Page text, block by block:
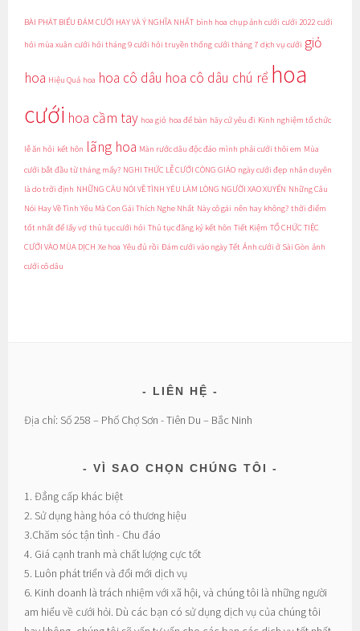
BÀI PHÁT BIỂU ĐÁM CƯỚI HAY VÀ Ý NGHĨA NHẤT bình hoa chụp ảnh cưới cưới 2022 cưới
hỏi mùa xuân cưới hỏi tháng 9 cưới hỏi truyền thống cưới tháng 7 dịch vụ cưới giỏ
hoa Hiệu Quả hoa hoa cô dâu hoa cô dâu chú rể hoa
cưới hoa cầm tay hoa giỏ hoa để bàn hãy cứ yêu đi Kinh nghiệm tổ chức
lễ ăn hỏi kết hôn lãng hoa Màn rước dâu độc đáo mình phải cưới thôi em Mùa
cưới bắt đầu từ tháng mấy? NGHI THỨC LỄ CƯỚI CÔNG GIÁO ngày cưới đẹp nhân duyên
là do trời định NHỮNG CÂU NÓI VỀ TÌNH YÊU LÀM LÒNG NGƯỜI XAO XUYẾN Những Câu
Nói Hay Về Tình Yêu Mà Con Gái Thích Nghe Nhất Này cô gái nên hay không? thời điểm
tốt nhất để lấy vợ thủ tục cưới hỏi Thủ tục đăng ký kết hôn Tiết Kiệm TỔ CHỨC TIỆC
CƯỚI VÀO MÙA DỊCH Xe hoa Yêu đủ rồi Đám cưới vào ngày Tết Ảnh cưới ở Sài Gòn ảnh
cưới cô dâu
LIÊN HỆ
Địa chỉ: Số 258 – Phố Chợ Sơn - Tiên Du – Bắc Ninh
VÌ SAO CHỌN CHÚNG TÔI
1. Đẳng cấp khác biệt
2. Sử dụng hàng hóa có thương hiệu
3.Chăm sóc tận tình - Chu đáo
4. Giá cạnh tranh mà chất lượng cực tốt
5. Luôn phát triển và đổi mới dịch vụ
6. Kinh doanh là trách nhiệm với xã hội, và chúng tôi là những người
am hiểu về cưới hỏi. Dù các bạn có sử dụng dịch vụ của chúng tôi